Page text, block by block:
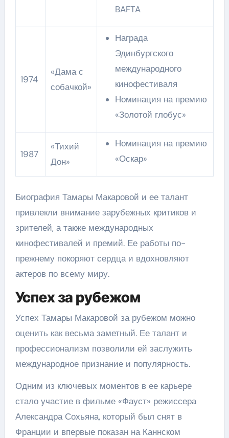
BAFTA
1974
«Дама с
собачкой»
Награда
Эдинбургского
международного
кинофестиваля
Номинация на премию
«Золотой глобус»
1987
«Тихий
Дон»
Номинация на премию
«Оскар»
Биография Тамары Макаровой и ее талант
привлекли внимание зарубежных критиков и
зрителей, а также международных
кинофестивалей и премий. Ее работы по-
прежнему покоряют сердца и вдохновляют
актеров по всему миру.
Успех за рубежом
Успех Тамары Макаровой за рубежом можно
оценить как весьма заметный. Ее талант и
профессионализм позволили ей заслужить
международное признание и популярность.
Одним из ключевых моментов в ее карьере
стало участие в фильме «Фауст» режиссера
Александра Сохьяна, который был снят в
Франции и впервые показан на Каннском